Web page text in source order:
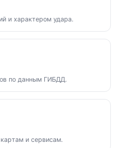
и характером удара.
по данным ГИБДД.
и сервисам.